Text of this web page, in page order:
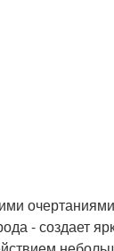
очертаниями
- создает